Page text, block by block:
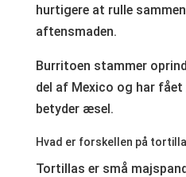
hurtigere at rulle
aftensmaden.
Burritoen stammer
del af Mexico og har
betyder æsel.
Hvad er forskellen på
Tortillas er små